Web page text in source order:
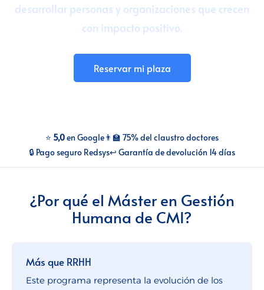
Talento para empresas
desarrollar personas y organizaciones que crecen
con impacto positivo.
Reservar mi plaza
⭐ 5,0en Google👨‍🏫 75% del claustro doctores
🔒 Pago seguro Redsys↩️ Garantía de devolución 14 días
¿Por qué el Máster en Gestión
Humana de CMI?
Más que RRHH
Este programa representa la evolución de los